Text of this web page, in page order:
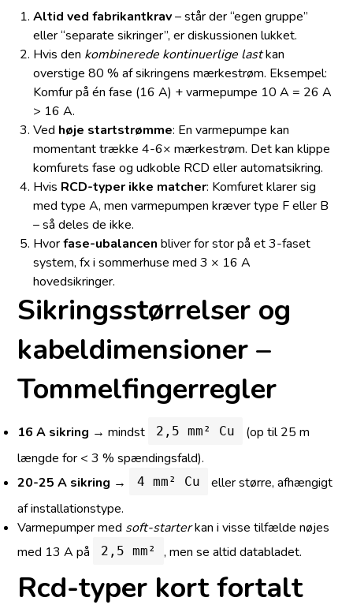
Altid ved fabrikantkrav– står der “egen gruppe”
eller “separate sikringer”, er diskussionen lukket.
Hvis den kombinerede kontinuerlige lastkan
overstige 80 % af sikringens mærke­strøm. Eksempel:
Komfur på én fase (16 A) + varmepumpe 10 A = 26 A
> 16 A.
Ved høje startstrømme: En varmepumpe kan
momentant trække 4-6× mærke­strøm. Det kan klippe
komfurets fase og udkoble RCD eller automatsikring.
Hvis RCD-typer ikke matcher: Komfuret klarer sig
med type A, men varmepumpen kræver type F eller B
– så deles de ikke.
Hvorfase-ubalancen bliver for stor på et 3-faset
system, fx i sommerhuse med 3 × 16 A
hovedsikringer.
Sikringsstørrelser og
kabeldimensioner –
Tommelfingerregler
16 A sikring → mindst 2,5 mm² Cu
(op til 25 m
længde for < 3 % spændingsfald).
20-25 A sikring → 4 mm² Cu
eller større, afhængigt
af installationstype.
Varmepumper med soft-starterkan i visse tilfælde nøjes
med 13 A på
2,5 mm² , men se altid databladet.
Rcd-typer kort fortalt